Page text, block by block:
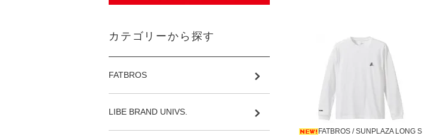
FATBROS / SUNPLAZA LONG S
カテゴリーから探す
FATBROS
LIBE BRAND UNIVS.